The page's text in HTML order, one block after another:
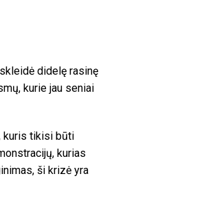
didelę rasinę
kurie jau seniai
kuris tikisi būti
kurias
ši krizė yra